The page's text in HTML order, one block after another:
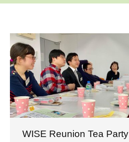
WISE Reunion Tea Party